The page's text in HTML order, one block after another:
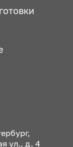
ул., д. 4